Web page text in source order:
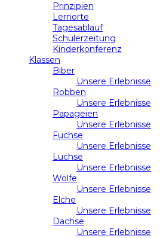
Prinzipien
Lernorte
Tagesablauf
Schülerzeitung
Kinderkonferenz
Klassen
Biber
Unsere Erlebnisse
Robben
Unsere Erlebnisse
Papageien
Unsere Erlebnisse
Füchse
Unsere Erlebnisse
Luchse
Unsere Erlebnisse
Wölfe
Unsere Erlebnisse
Elche
Unsere Erlebnisse
Dachse
Unsere Erlebnisse